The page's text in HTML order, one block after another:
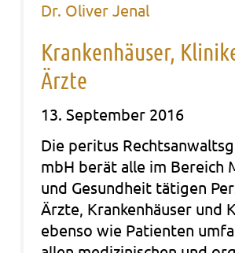
Dr. Oliver Jenal
Krankenhäuser,
Ärzte
13. September 2016
Die peri­tus
mbH berät alle im Bereich
und Gesund­heit täti­gen
Ärzte, Kran­ken­häu­ser und
eben­so wie Pati­en­ten